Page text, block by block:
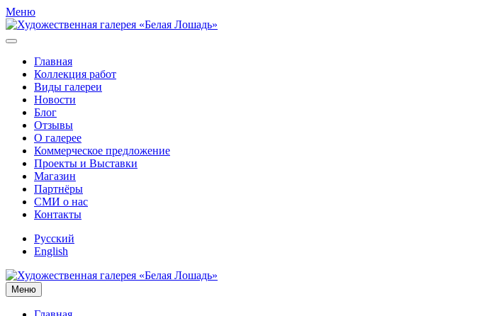
Меню
Главная
Коллекция работ
Виды галереи
Новости
Блог
Отзывы
О галерее
Коммерческое предложение
Проекты и Выставки
Магазин
Партнёры
СМИ о нас
Контакты
Русский
English
Меню